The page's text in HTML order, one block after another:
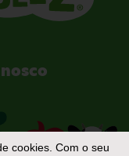
cookies. Com o seu